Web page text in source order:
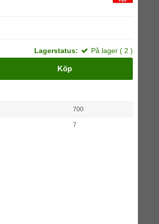
Lagerstatus: På lager ( 2 )
Köp
700
7